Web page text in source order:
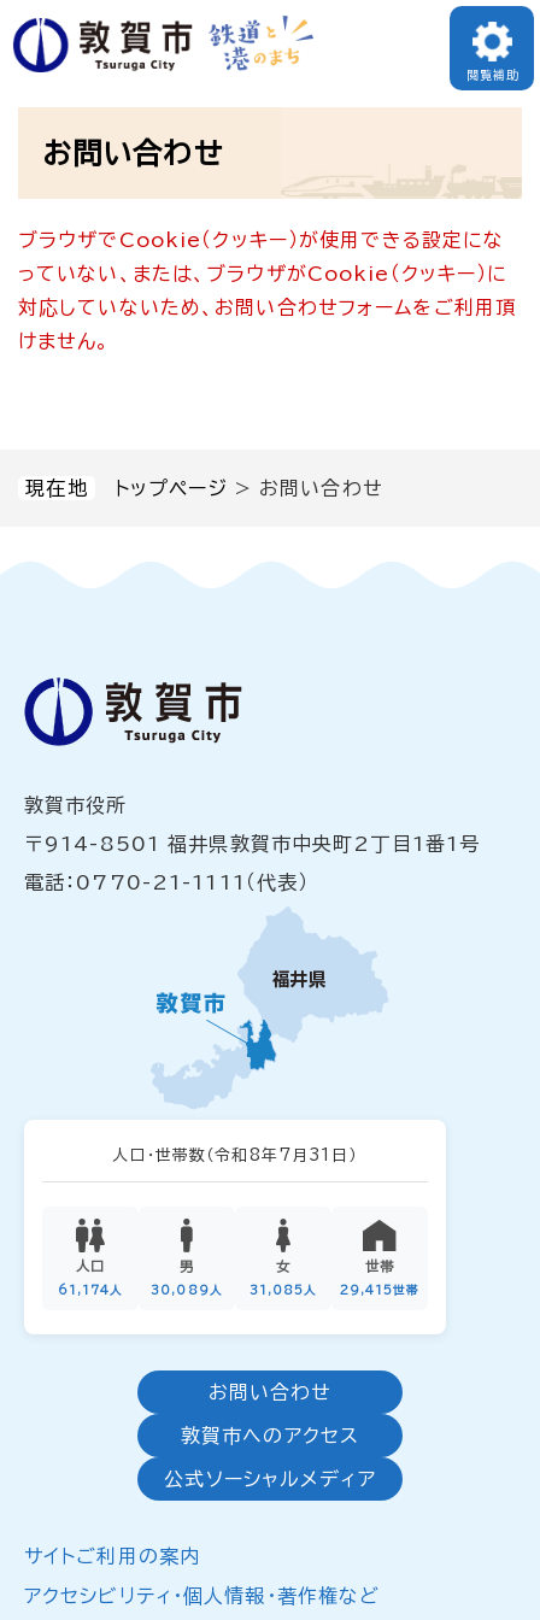
ペ
ー
す
メニューを飛ばして本文へ
閲覧補助
現在地 トップページ > お問い合わせ
お問い合わせ
ブラウザでCookie（クッキー）が使用できる設定にな
っていない、または、ブラウザがCookie（クッキー）に
対応していないため、お問い合わせフォームをご利用頂
けません。
敦賀市役所
〒914-8501 福井県敦賀市中央町2丁目1番1号
電話：0770-21-1111（代表）
人口・世帯数 （令和8年7月31日）
人口
61,174人
男
30,089人
女
31,085人
世帯
29,415世帯
お問い合わせ
敦賀市へのアクセス
公式ソーシャルメディア
サイトご利用の案内
アクセシビリティ・個人情報・著作権など